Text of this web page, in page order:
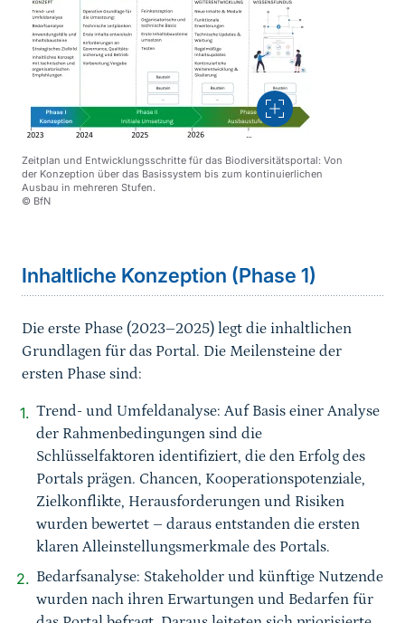
Vergrößern
Zeitplan und Entwicklungsschritte für das Biodiversitätsportal: Von
der Konzeption über das Basissystem bis zum kontinuierlichen
Ausbau in mehreren Stufen.
© BfN
Inhaltliche Konzeption (Phase 1)
Die erste Phase (2023–2025) legt die inhaltlichen
Grundlagen für das Portal. Die Meilensteine der
ersten Phase sind:
Trend- und Umfeldanalyse: Auf Basis einer Analyse
der Rahmenbedingungen sind die
Schlüsselfaktoren identifiziert, die den Erfolg des
Portals prägen. Chancen, Kooperationspotenziale,
Zielkonflikte, Herausforderungen und Risiken
wurden bewertet – daraus entstanden die ersten
klaren Alleinstellungsmerkmale des Portals.
Bedarfsanalyse: Stakeholder und künftige Nutzende
wurden nach ihren Erwartungen und Bedarfen für